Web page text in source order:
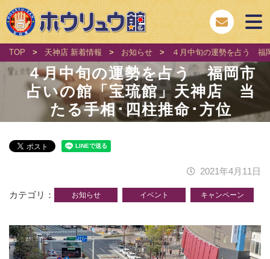
TOP > 天神店 新着情報 > お知らせ > ４月中旬の運勢を占う 福
４月中旬の運勢を占う 福岡市
占いの館「宝琉館」天神店 当
たる手相･四柱推命･方位
2021年4月11日
カテゴリ お知らせ イベント キャンペーン